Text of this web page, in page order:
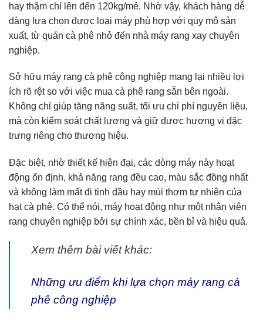
hay thậm chí lên đến 120kg/mẻ. Nhờ vậy, khách hàng dễ
dàng lựa chọn được loại máy phù hợp với quy mô sản
xuất, từ quán cà phê nhỏ đến nhà máy rang xay chuyên
nghiệp.
Sở hữu máy rang cà phê công nghiệp mang lại nhiều lợi
ích rõ rệt so với việc mua cà phê rang sẵn bên ngoài.
Không chỉ giúp tăng năng suất, tối ưu chi phí nguyên liệu,
mà còn kiểm soát chất lượng và giữ được hương vị đặc
trưng riêng cho thương hiệu.
Đặc biệt, nhờ thiết kế hiện đại, các dòng máy này hoạt
động ổn định, khả năng rang đều cao, màu sắc đồng nhất
và không làm mất đi tinh dầu hay mùi thơm tự nhiên của
hạt cà phê. Có thể nói, máy hoạt động như một nhân viên
rang chuyên nghiệp bởi sự chính xác, bền bỉ và hiệu quả.
Xem thêm bài viết khác:
Những ưu điểm khi lựa chọn máy rang cà
phê công nghiệp